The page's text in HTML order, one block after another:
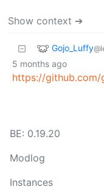
Show context ➔
Gojo_Luffy
5 months ago
https://
BE: 0.19.20
Modlog
Instances